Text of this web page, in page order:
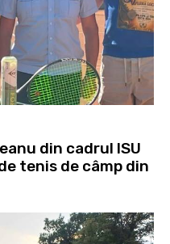
din cadrul ISU
tenis de câmp din